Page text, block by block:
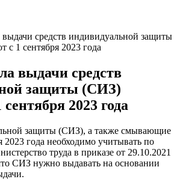
средств индивидуальной защиты
с 1 сентября 2023 года
выдачи средств
защиты (СИЗ)
2023 года
защиты (СИЗ), а также смывающие
2023 года необходимо учитывать по
труда в приказе от 29.10.2021
СИЗ нужно выдавать на основании